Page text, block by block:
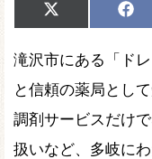
Share
on
X
(Twitter)
on
滝沢市にある「ド
と信頼の薬局とし
調剤サービスだけ
扱いなど、多岐に